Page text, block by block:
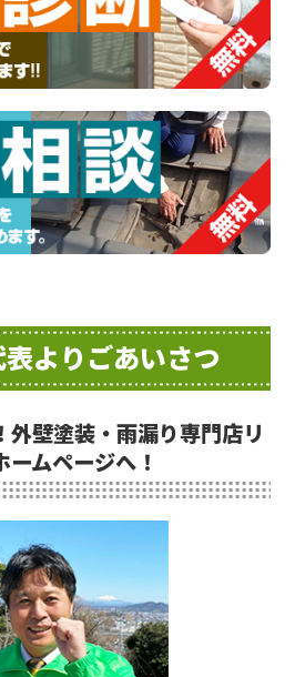
よりごあいさつ
外壁塗装・雨漏り専門店リ
ームページへ！